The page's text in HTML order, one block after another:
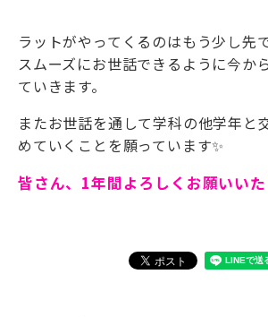
ラットがやってくるのはもう少し先
スムーズにお世話できるように今か
ていきます。
またお世話を通して学科の他学年と
めていくことを願っています✨
皆さん、1年間よろしくお願いいた